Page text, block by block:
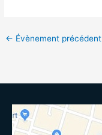
← Évènement précédent